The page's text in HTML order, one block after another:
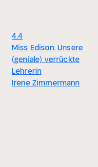
4.4
Miss Edison. Unsere
(geniale) verrückte
Lehrerin
Irene Zimmermann